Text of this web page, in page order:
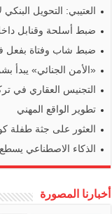
العتيبي: التحويل البنكي
ضبط أسلحة وقنابل
ضبط شاب وفتاة بفعل
«الأمن الجنائي» يبدأ
التجنيس العقاري في
تطوير الواقع المهني
العثور على جثة طفلة
الذكاء الاصطناعي
أخبارنا المصورة